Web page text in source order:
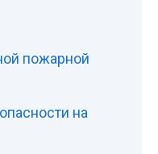
пожарной
на